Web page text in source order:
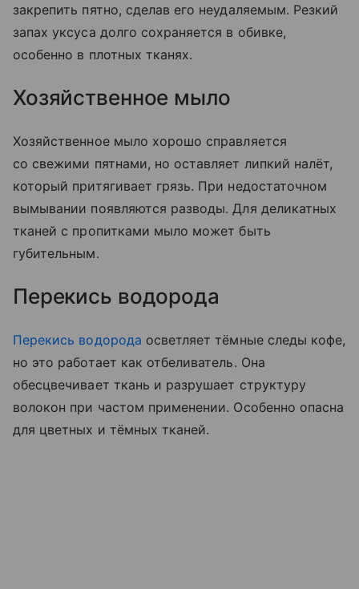
закрепить пятно, сделав его неудаляемым. Резкий
запах уксуса долго сохраняется в обивке,
особенно в плотных тканях.
Хозяйственное мыло
Хозяйственное мыло хорошо справляется
со свежими пятнами, но оставляет липкий налёт,
который притягивает грязь. При недостаточном
вымывании появляются разводы. Для деликатных
тканей с пропитками мыло может быть
губительным.
Перекись водорода
Перекись водорода осветляет тёмные следы кофе,
но это работает как отбеливатель. Она
обесцвечивает ткань и разрушает структуру
волокон при частом применении. Особенно опасна
для цветных и тёмных тканей.